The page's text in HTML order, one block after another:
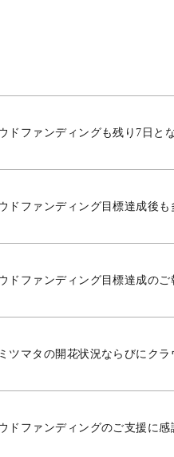
ドファンディングも残り7日と
ドファンディング目標達成後
ドファンディング目標達成の
ツマタの開花状況ならびにク
ドファンディングのご支援に感